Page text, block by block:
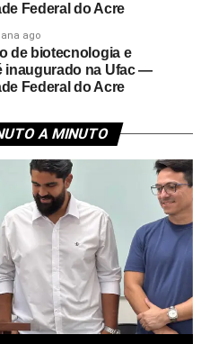
Federal do Acre
ago
de biotecnologia e
inaugurado na Ufac —
Federal do Acre
A MINUTO